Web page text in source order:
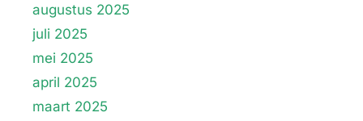
augustus 2025
juli 2025
mei 2025
april 2025
maart 2025